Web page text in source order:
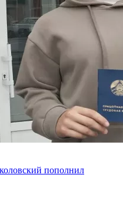
пополнил